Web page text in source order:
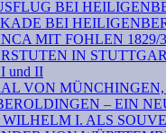
BEI
BEI
MIT FOHLEN 1829/
IN
und II
VON MÜNCHINGEN,
– EIN
I. ALS